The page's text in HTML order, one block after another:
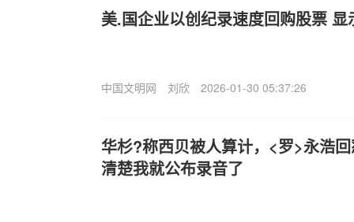
美.国企业以创纪录速度回购股票 显
中国文明网 刘欣 2026-01-30 05:37:26
华杉?称西贝被人算计，<罗>永浩
清楚我就公布录音了